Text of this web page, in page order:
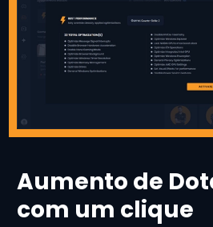
Aumento de
com um clique